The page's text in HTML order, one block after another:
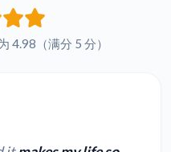
4.98（满分 5 分）